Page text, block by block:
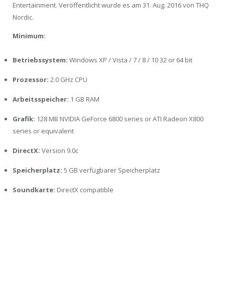
Entertainment. Veröffentlicht wurde es am 31. Aug. 2016 von THQ
Nordic.
Minimum:
Betriebssystem: Windows XP / Vista / 7 / 8 / 10 32 or 64 bit
Prozessor: 2.0 GHz CPU
Arbeitsspeicher: 1 GB RAM
Grafik: 128 MB NVIDIA GeForce 6800 series or ATI Radeon X800
series or equivalent
DirectX: Version 9.0c
Speicherplatz: 5 GB verfügbarer Speicherplatz
Soundkarte: DirectX compatible